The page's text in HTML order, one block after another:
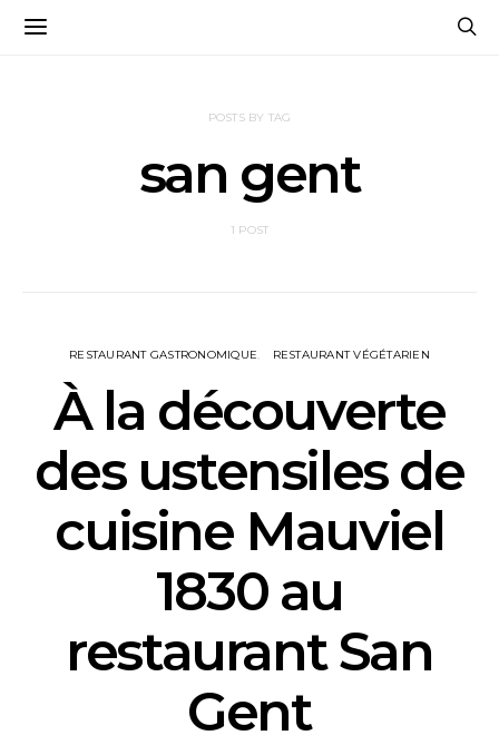
POSTS BY TAG
san gent
1 POST
RESTAURANT GASTRONOMIQUE RESTAURANT VÉGÉTARIEN
À la découverte
des ustensiles de
cuisine Mauviel
1830 au
restaurant San
Gent